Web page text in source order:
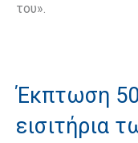
του».
Έκπτωση
εισιτήρια